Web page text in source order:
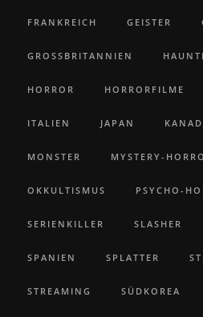
FRANKREICH GEISTER
GROSSBRITANNIEN
HORROR HORRORFILME
ITALIEN JAPAN
MONSTER MYSTERY-
OKKULTISMUS PSYCHO-
SERIENKILLER SLASHER
SPANIEN SPLATTER
STREAMING SÜDKOREA